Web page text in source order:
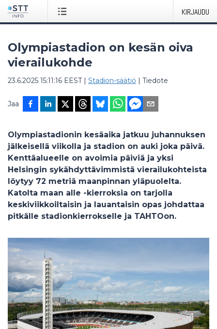
KIRJAUDU
Olympiastadion on kesän oiva
vierailukohde
23.6.2025 15:11:16 EEST| Stadion-säätiö | Tiedote
Jaa
Olympiastadionin kesäaika jatkuu juhannuksen
jälkeisellä viikolla ja stadion on auki joka päivä.
Kenttäalueelle on avoimia päiviä ja yksi
Helsingin sykähdyttävimmistä vierailukohteista
löytyy 72 metriä maanpinnan yläpuolelta.
Katolta maan alle -kierroksia on tarjolla
keskiviikkoiltaisin ja lauantaisin opas johdattaa
pitkälle stadionkierrokselle ja TAHTOon.